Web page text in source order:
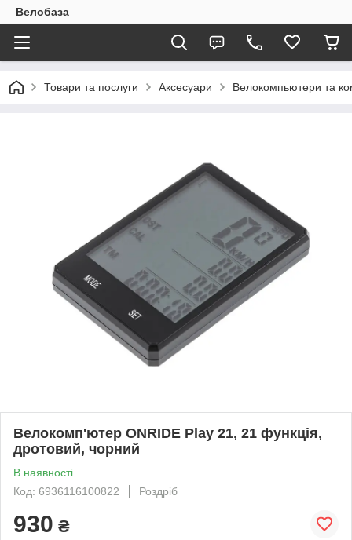
Велобаза
Товари та послуги Аксесуари Велокомпьютери та
Велокомп'ютер ONRIDE Play 21, 21 функція,
дротовий, чорний
В наявності
Код: 6936116100822
Роздріб
930 ₴